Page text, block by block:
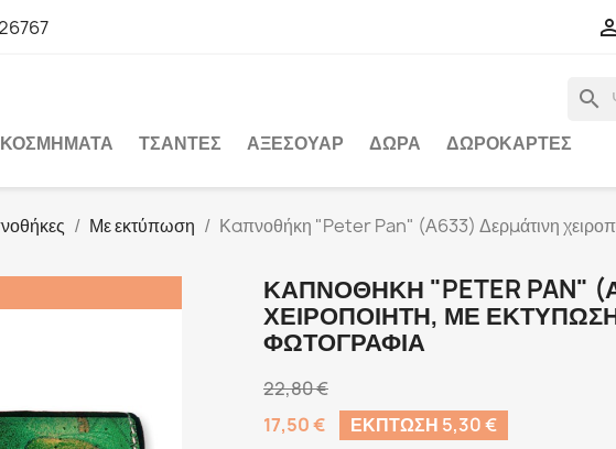
search
ΚΟΣΜΉΜΑΤΑ ΤΣΆΝΤΕΣ ΑΞΕΣΟΥΆΡ ΔΏΡΑ ΔΩΡΟΚΆΡΤΕΣ
Με εκτύπωση Καπνοθήκη "Peter Pan" (Α633) Δερμάτινη
ΚΑΠΝΟΘΉΚΗ "PETER PAN"
ΧΕΙΡΟΠΟΊΗΤΗ, ΜΕ
ΦΩΤΟΓΡΑΦΊΑ
22,80 €
17,50 €
ΈΚΠΤΩΣΗ 5,30 €